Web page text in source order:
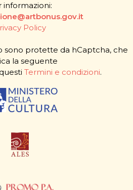
informazioni:
Policy
sono protette da hCaptcha, che
la seguente
Termini e condizioni.